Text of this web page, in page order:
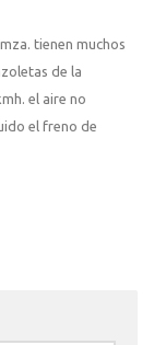
tienen muchos
de la
el aire no
el freno de